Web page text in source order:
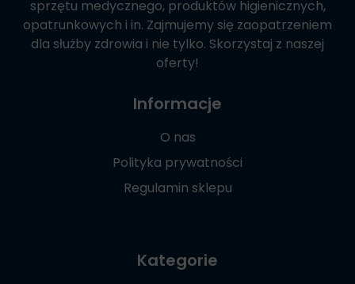
sprzętu medycznego, produktów higienicznych,
opatrunkowych i in. Zajmujemy się zaopatrzeniem
dla służby zdrowia i nie tylko. Skorzystaj z naszej
oferty!
Informacje
O nas
Polityka prywatności
Regulamin sklepu
Kategorie